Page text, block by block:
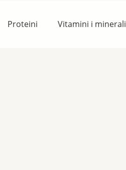
Proteini Vitamini i minerali